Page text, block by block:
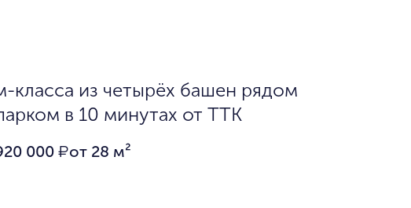
класса из четырёх башен рядом
в 10 минутах от ТТК
000 ₽от 28 м²